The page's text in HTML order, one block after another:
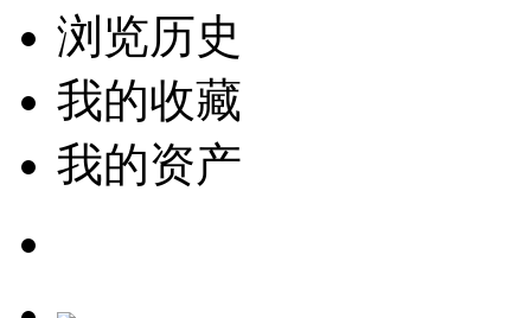
浏览历史
我的收藏
我的资产